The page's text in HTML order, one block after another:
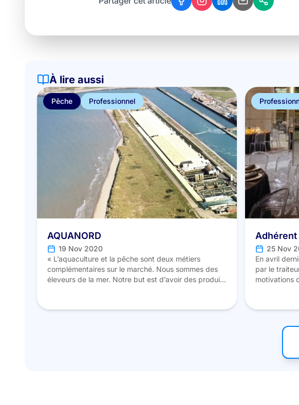
À lire aussi
Pêche Professionnel
AQUANORD
19 Nov 2020
« L’aquaculture et la pêche sont deux métiers
complémentaires sur le marché. Nous sommes des
éleveurs de la mer. Notre but est d’avoir des produits
paramètres sur lesquels nous avons un potentiel
25 Nov
En avril
par le
motivations
siècles,